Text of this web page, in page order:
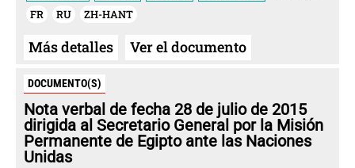
FR
RU ZH-HANT
Más detalles Ver el documento
DOCUMENTO(S)
Nota verbal de fecha 28 de julio de 2015
dirigida al Secretario General por la Misión
Permanente de Egipto ante las Naciones
Unidas